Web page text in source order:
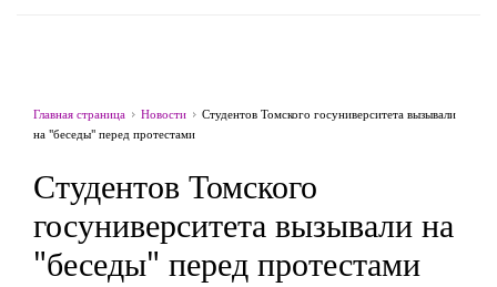
Главная страница Новости
Студентов Томского госуниверситета вызывали
на "беседы" перед протестами
Студентов Томского
госуниверситета вызывали на
"беседы" перед протестами